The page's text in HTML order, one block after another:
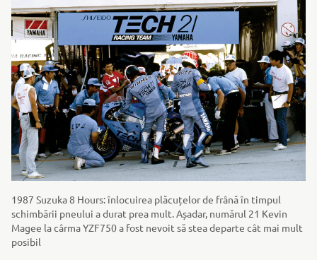
1987 Suzuka 8 Hours: înlocuirea plăcuțelor de frână în timpul
schimbării pneului a durat prea mult. Așadar, numărul 21 Kevin
Magee la cârma YZF750 a fost nevoit să stea departe cât mai mult
posibil